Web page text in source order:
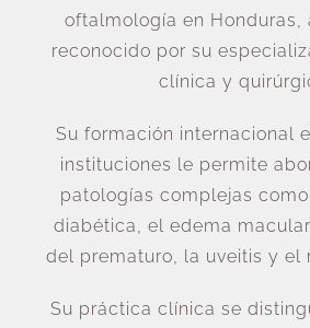
oftalmología en Honduras,
reconocido por su
clínica y
Su formación internacional
instituciones le permite
patologías complejas
diabética, el edema
del prematuro, la uveitis y el
Su práctica clínica se